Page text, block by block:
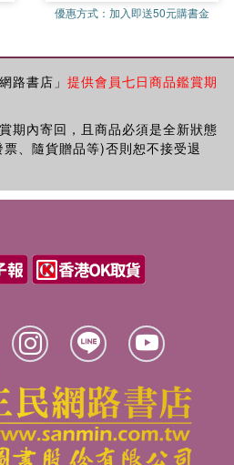
夾子音」
「老大」
廁所
面教材
牠玩
呀
貓咪就來搗亂
己被拋棄了
節
原因
優惠方式： 加入即送50元購書金
路書店」 提供會員七日商品鑑賞期
期內寄回，且商品必須是全新狀態
、隨貨贈品等)否則恕不接受退